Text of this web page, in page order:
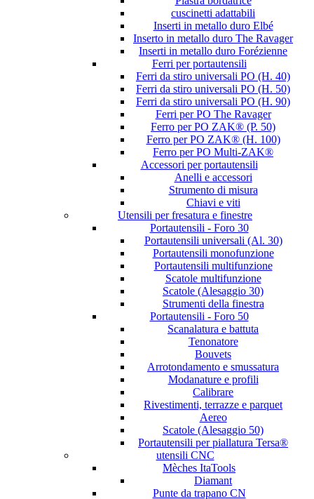
cuscinetti adattabili
Inserti in metallo duro Elbé
Inserto in metallo duro The Ravager
Inserti in metallo duro Forézienne
Ferri per portautensili
Ferri da stiro universali PO (H. 40)
Ferri da stiro universali PO (H. 50)
Ferri da stiro universali PO (H. 90)
Ferri per PO The Ravager
Ferro per PO ZAK® (P. 50)
Ferro per PO ZAK® (H. 100)
Ferro per PO Multi-ZAK®
Accessori per portautensili
Anelli e accessori
Strumento di misura
Chiavi e viti
Utensili per fresatura e finestre
Portautensili - Foro 30
Portautensili universali (Al. 30)
Portautensili monofunzione
Portautensili multifunzione
Scatole multifunzione
Scatole (Alesaggio 30)
Strumenti della finestra
Portautensili - Foro 50
Scanalatura e battuta
Tenonatore
Bouvets
Arrotondamento e smussatura
Modanature e profili
Calibrare
Rivestimenti, terrazze e parquet
Aereo
Scatole (Alesaggio 50)
Portautensili per piallatura Tersa®
utensili CNC
Mèches ItaTools
Diamant
Punte da trapano CN